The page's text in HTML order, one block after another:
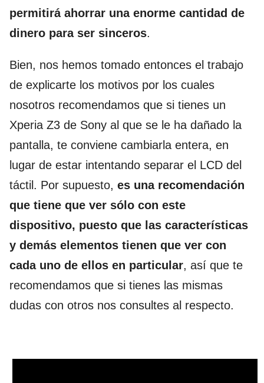
permitirá ahorrar una enorme cantidad de
dinero para ser sinceros.
Bien, nos hemos tomado entonces el trabajo
de explicarte los motivos por los cuales
nosotros recomendamos que si tienes un
Xperia Z3 de Sony al que se le ha dañado la
pantalla, te conviene cambiarla entera, en
lugar de estar intentando separar el LCD del
táctil. Por supuesto, es una recomendación
que tiene que ver sólo con este
dispositivo, puesto que las características
y demás elementos tienen que ver con
cada uno de ellos en particular, así que te
recomendamos que si tienes las mismas
dudas con otros nos consultes al respecto.